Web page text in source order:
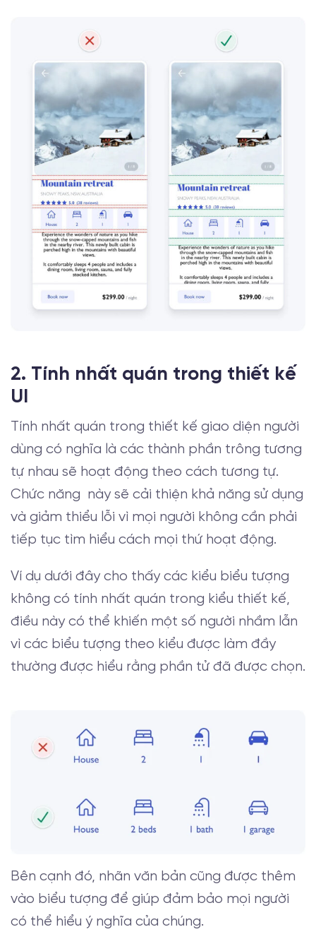
2. Tính nhất quán trong thiết kế
UI
Tính nhất quán trong thiết kế giao diện người
dùng có nghĩa là các thành phần trông tương
tự nhau sẽ hoạt động theo cách tương tự.
Chức năng này sẽ cải thiện khả năng sử dụng
và giảm thiểu lỗi vì mọi người không cần phải
tiếp tục tìm hiểu cách mọi thứ hoạt động.
Ví dụ dưới đây cho thấy các kiểu biểu tượng
không có tính nhất quán trong kiểu thiết kế,
điều này có thể khiến một số người nhầm lẫn
vì các biểu tượng theo kiểu được làm đầy
thường được hiểu rằng phần tử đã được chọn.
Bên cạnh đó, nhãn văn bản cũng được thêm
vào biểu tượng để giúp đảm bảo mọi người
có thể hiểu ý nghĩa của chúng.